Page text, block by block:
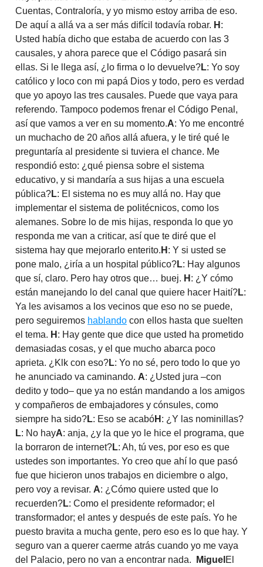
Cuentas, Contraloría, y yo mismo estoy arriba de eso.
De aquí a allá va a ser más difícil todavía robar. H :
Usted había dicho que estaba de acuerdo con las 3
causales, y ahora parece que el Código pasará sin
ellas. Si le llega así, ¿lo firma o lo devuelve?L: Yo soy
católico y loco con mi papá Dios y todo, pero es verdad
que yo apoyo las tres causales. Puede que vaya para
referendo. Tampoco podemos frenar el Código Penal,
así que vamos a ver en su momento.A: Yo me encontré
un muchacho de 20 años allá afuera, y le tiré qué le
preguntaría al presidente si tuviera el chance. Me
respondió esto: ¿qué piensa sobre el sistema
educativo, y si mandaría a sus hijas a una escuela
pública?L: El sistema no es muy allá no. Hay que
implementar el sistema de politécnicos, como los
alemanes. Sobre lo de mis hijas, responda lo que yo
responda me van a criticar, así que te diré que el
sistema hay que mejorarlo enterito. H : Y si usted se
pone malo, ¿iría a un hospital público?L: Hay algunos
que sí, claro. Pero hay otros que… buej. H : ¿Y cómo
están manejando lo del canal que quiere hacer Haití?L:
Ya les avisamos a los vecinos que eso no se puede,
pero seguiremos hablando con ellos hasta que suelten
el tema. H : Hay gente que dice que usted ha prometido
demasiadas cosas, y el que mucho abarca poco
aprieta. ¿Klk con eso?L: Yo no sé, pero todo lo que yo
he anunciado va caminando. A: ¿Usted jura –con
dedito y todo– que ya no están mandando a los amigos
y compañeros de embajadores y cónsules, como
siempre ha sido?L: Eso se acabóH : ¿Y las nominillas?
L: No hayA: anja, ¿y la que yo le hice el programa, que
la borraron de internet?L: Ah, tú ves, por eso es que
ustedes son importantes. Yo creo que ahí lo que pasó
fue que hicieron unos trabajos en diciembre o algo,
pero voy a revisar. A: ¿Cómo quiere usted que lo
recuerden?L: Como el presidente reformador; el
transformador; el antes y después de este país. Yo he
puesto bravita a mucha gente, pero eso es lo que hay. Y
seguro van a querer caerme atrás cuando yo me vaya
del Palacio, pero no van a encontrar nada.
Miguel El